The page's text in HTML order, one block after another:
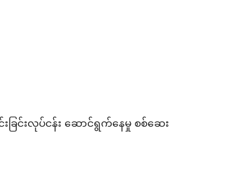
ြင်းလုပ်ငန်း ဆောင်ရွက်နေမှု စစ်ဆေး